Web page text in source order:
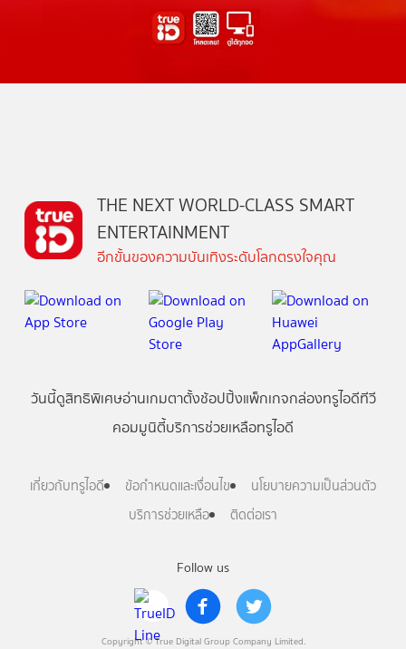
Follow us
Copyright © True Digital Group Company Limited.
THE NEXT WORLD-CLASS SMART
ENTERTAINMENT
อีกขั้นของความบันเทิงระดับโลกตรงใจคุณ
วันนี้ดูสิทธิพิเศษอ่านเกมตาตั้งช้อปปิ้งแพ็กเกจกล่องทรูไอดีทีวี
คอมมูนิตี้บริการช่วยเหลือทรูไอดี
เกี่ยวกับทรูไอดี ข้อกำหนดและเงื่อนไข
นโยบายความเป็นส่วนตัว
บริการช่วยเหลือ
ติดต่อเรา